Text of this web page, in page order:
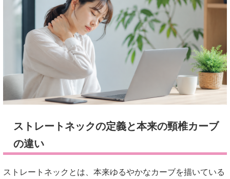
ストレートネックの定義と本来の頸椎カーブ
の違い
ストレートネックとは、本来ゆるやかなカーブを描いている